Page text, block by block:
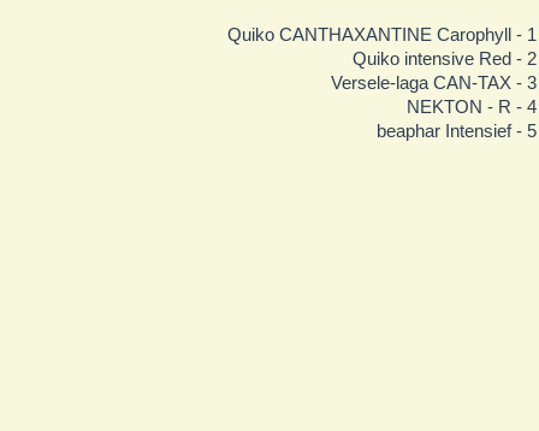
1 - Quiko
2 - Quiko
3 - Versele-
4 -
5 -